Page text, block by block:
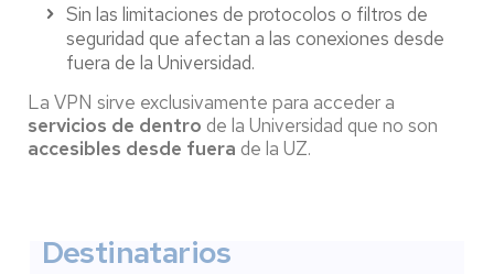
Sin las limitaciones de protocolos o filtros de
seguridad que afectan a las conexiones desde
fuera de la Universidad.
La VPN sirve exclusivamente para acceder a
servicios de dentro de la Universidad que no son
accesibles desde fuera de la UZ.
Destinatarios